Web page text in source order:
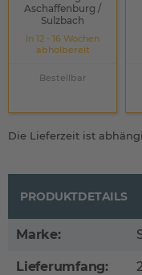
Aschaffenburg /
Sulzbach
In 12 - 16 Wochen
abholbereit
Bestellbar
Die Lieferzeit ist
PRODUKTDETAILS
Marke:
Lieferumfang: